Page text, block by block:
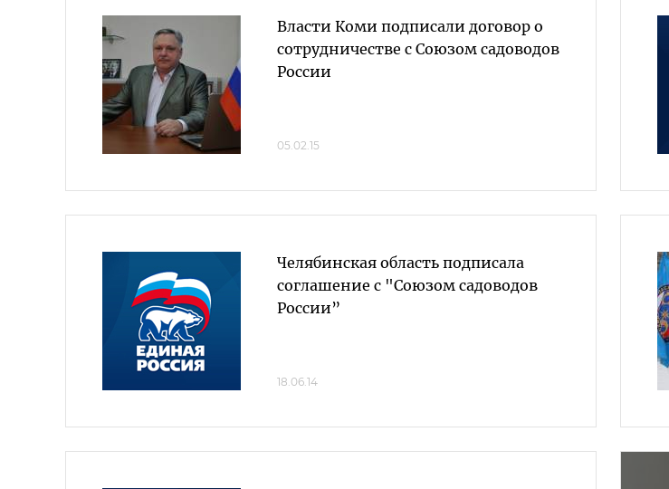
Власти Коми подписали договор о
сотрудничестве с Союзом садоводов
России
05.02.15
Челябинская область подписала
соглашение с "Союзом садоводов
России”
18.06.14